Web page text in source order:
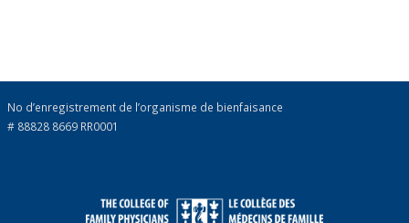
No d’enregistrement de l’organisme de bienfaisance
# 88828 8669 RR0001